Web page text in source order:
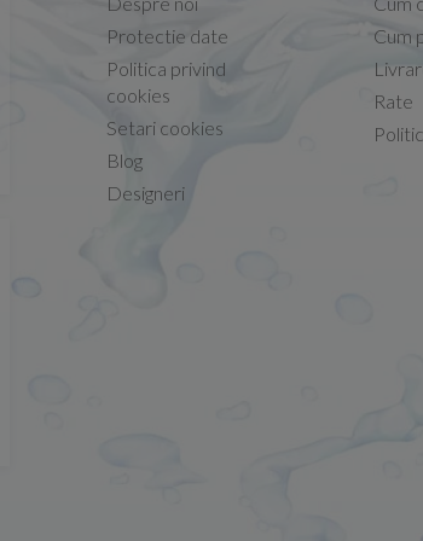
Conform descrierii!
13.02.2026
Protectie date
Politica privind
cookies
Setari cookies
Blog
Designeri
Cum
Rate